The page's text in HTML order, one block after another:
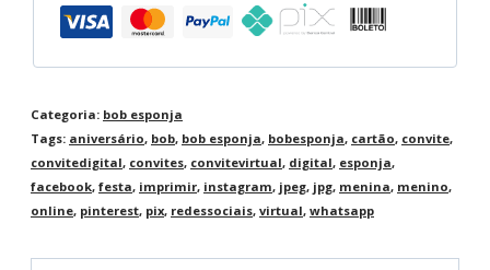
Categoria: bob esponja
Tags: aniversário, bob, bob esponja, bobesponja, cartão, convite,
convitedigital, convites, convitevirtual, digital, esponja,
facebook, festa, imprimir, instagram, jpeg, jpg, menina, menino,
online, pinterest, pix, redessociais, virtual, whatsapp